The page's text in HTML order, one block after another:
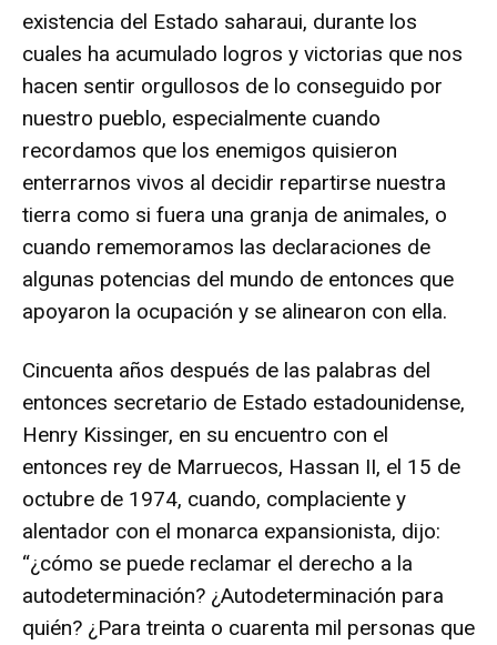
existencia del Estado saharaui, durante los
cuales ha acumulado logros y victorias que nos
hacen sentir orgullosos de lo conseguido por
nuestro pueblo, especialmente cuando
recordamos que los enemigos quisieron
enterrarnos vivos al decidir repartirse nuestra
tierra como si fuera una granja de animales, o
cuando rememoramos las declaraciones de
algunas potencias del mundo de entonces que
apoyaron la ocupación y se alinearon con ella.
Cincuenta años después de las palabras del
entonces secretario de Estado estadounidense,
Henry Kissinger, en su encuentro con el
entonces rey de Marruecos, Hassan II, el 15 de
octubre de 1974, cuando, complaciente y
alentador con el monarca expansionista, dijo:
“¿cómo se puede reclamar el derecho a la
autodeterminación? ¿Autodeterminación para
quién? ¿Para treinta o cuarenta mil personas que